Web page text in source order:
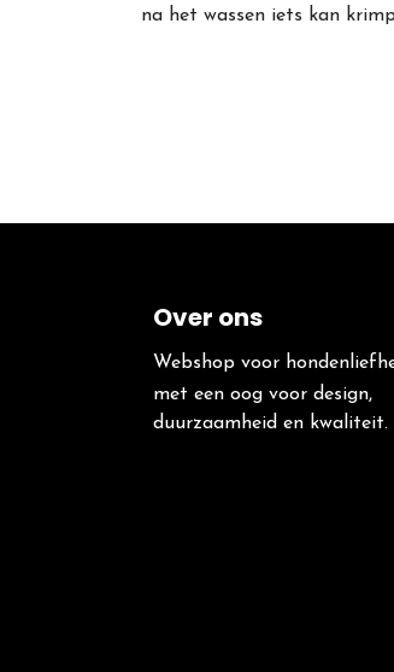
na het wassen iets kan
Over ons
Webshop voor
met een oog voor design,
duurzaamheid en kwaliteit.